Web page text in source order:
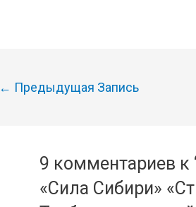
Навигация
← Предыдущая Запись
9 комментариев к
«Сила Сибири»